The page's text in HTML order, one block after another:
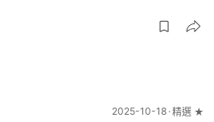
2025-10-18 精選 ★